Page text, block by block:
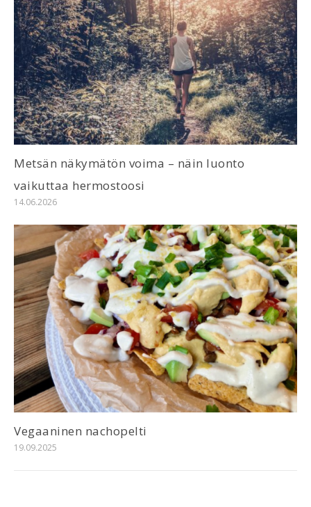
Metsän näkymätön voima – näin luonto
vaikuttaa hermostoosi
14.06.2026
Vegaaninen nachopelti
19.09.2025